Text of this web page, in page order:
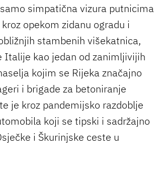
simpatična vizura putnicima
opekom zidanu ogradu i
stambenih višekatnica,
kao jedan od zanimljivijih
kojim se Rijeka značajno
i brigade za betoniranje
te je kroz pandemijsko razdoblje
koji se tipski i sadržajno
i Škurinjske ceste u